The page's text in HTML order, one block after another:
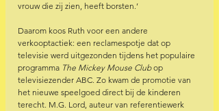
vrouw die zij zien, heeft borsten.’
Daarom koos Ruth voor een andere
verkooptactiek: een reclamespotje dat op
televisie werd uitgezonden tijdens het populaire
programma The Mickey Mouse Club op
televisiezender ABC. Zo kwam de promotie van
het nieuwe speelgoed direct bij de kinderen
terecht. M.G. Lord, auteur van referentiewerk